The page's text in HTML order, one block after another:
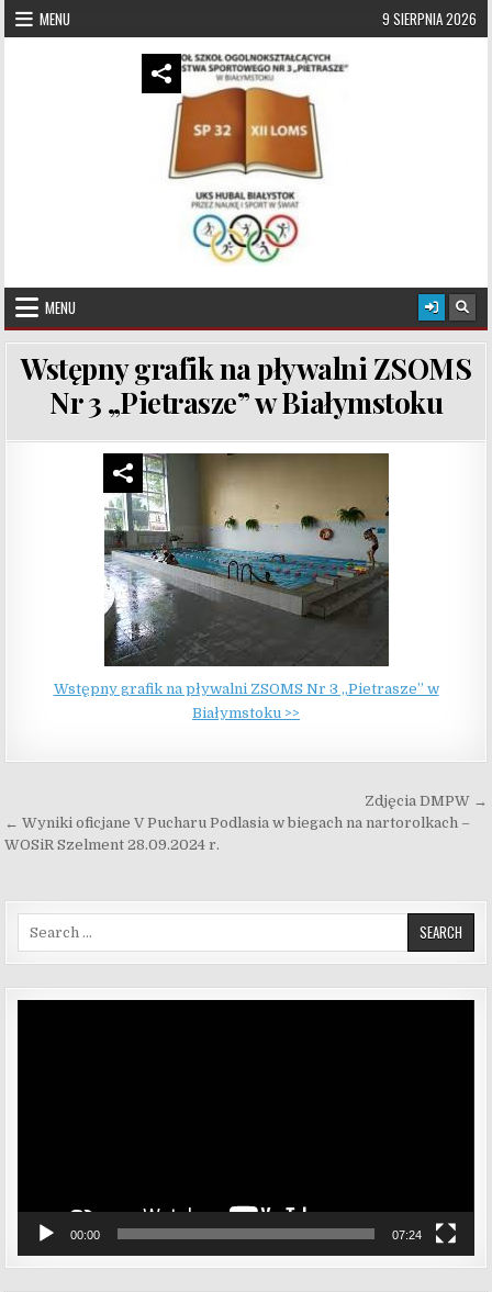
Skip to content
MENU 9 SIERPNIA 2026
UKS Hubal Białystok
MENU
Wstępny grafik na pływalni ZSOMS
Nr 3 „Pietrasze” w Białymstoku
Wstępny grafik na pływalni ZSOMS Nr 3 „Pietrasze” w
Białymstoku >>
Zdjęcia DMPW →
← Wyniki oficjane V Pucharu Podlasia w biegach na nartorolkach –
WOSiR Szelment 28.09.2024 r.
Search for:
00:00 07:24